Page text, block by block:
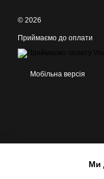
© 2026
Приймаємо до оплати
Мобільна версія
Ми